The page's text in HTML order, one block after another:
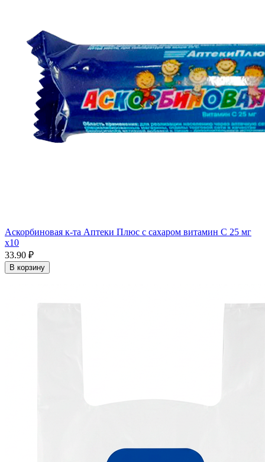
Аскорбиновая к-та Аптеки Плюс с сахаром витамин С 25 мг
x10
33.90 ₽
В корзину